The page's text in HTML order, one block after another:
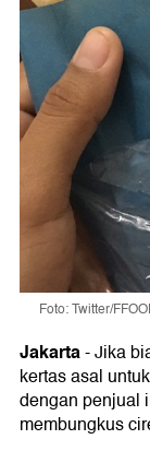
Foto: Twitter/
Jakarta-Jika
kertas asal
dengan penjual
membungkus